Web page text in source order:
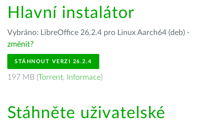
Hlavní instalátor
Vybráno: LibreOffice 26.2.4 pro Linux Aarch64 (deb) -
změnit?
STÁHNOUT VERZI 26.2.4
197 MB (Torrent, Informace)
Stáhněte uživatelské